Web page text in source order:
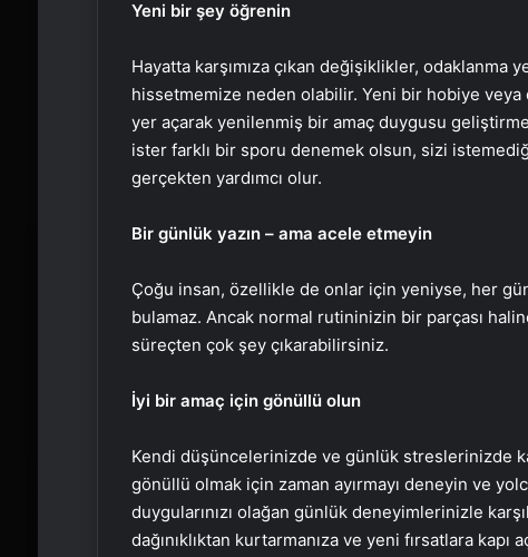
Yeni bir şey öğrenin
Hayatta karşımıza çıkan değişiklikler,
hissetmemize neden olabilir. Yeni bir hobiye veya
yer açarak yenilenmiş bir amaç duygusu
ister farklı bir sporu denemek olsun, sizi
gerçekten yardımcı olur.
Bir günlük yazın – ama acele etmeyin
Çoğu insan, özellikle de onlar için yeniyse, her
bulamaz. Ancak normal rutininizin bir parçası
süreçten çok şey çıkarabilirsiniz.
İyi bir amaç için gönüllü olun
Kendi düşüncelerinizde ve günlük streslerinizde
gönüllü olmak için zaman ayırmayı deneyin ve
duygularınızı olağan günlük deneyimlerinizle
dağınıklıktan kurtarmanıza ve yeni fırsatlara kapı